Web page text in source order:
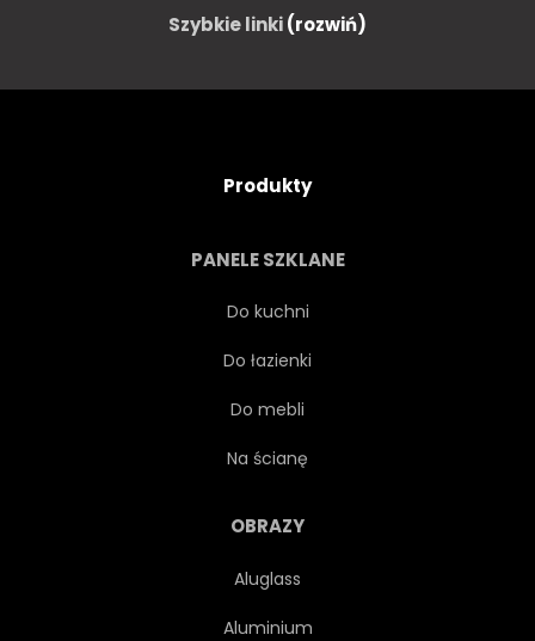
Szybkie linki(rozwiń)
Produkty
PANELE SZKLANE
Do kuchni
Do łazienki
Do mebli
Na ścianę
OBRAZY
Aluglass
Aluminium